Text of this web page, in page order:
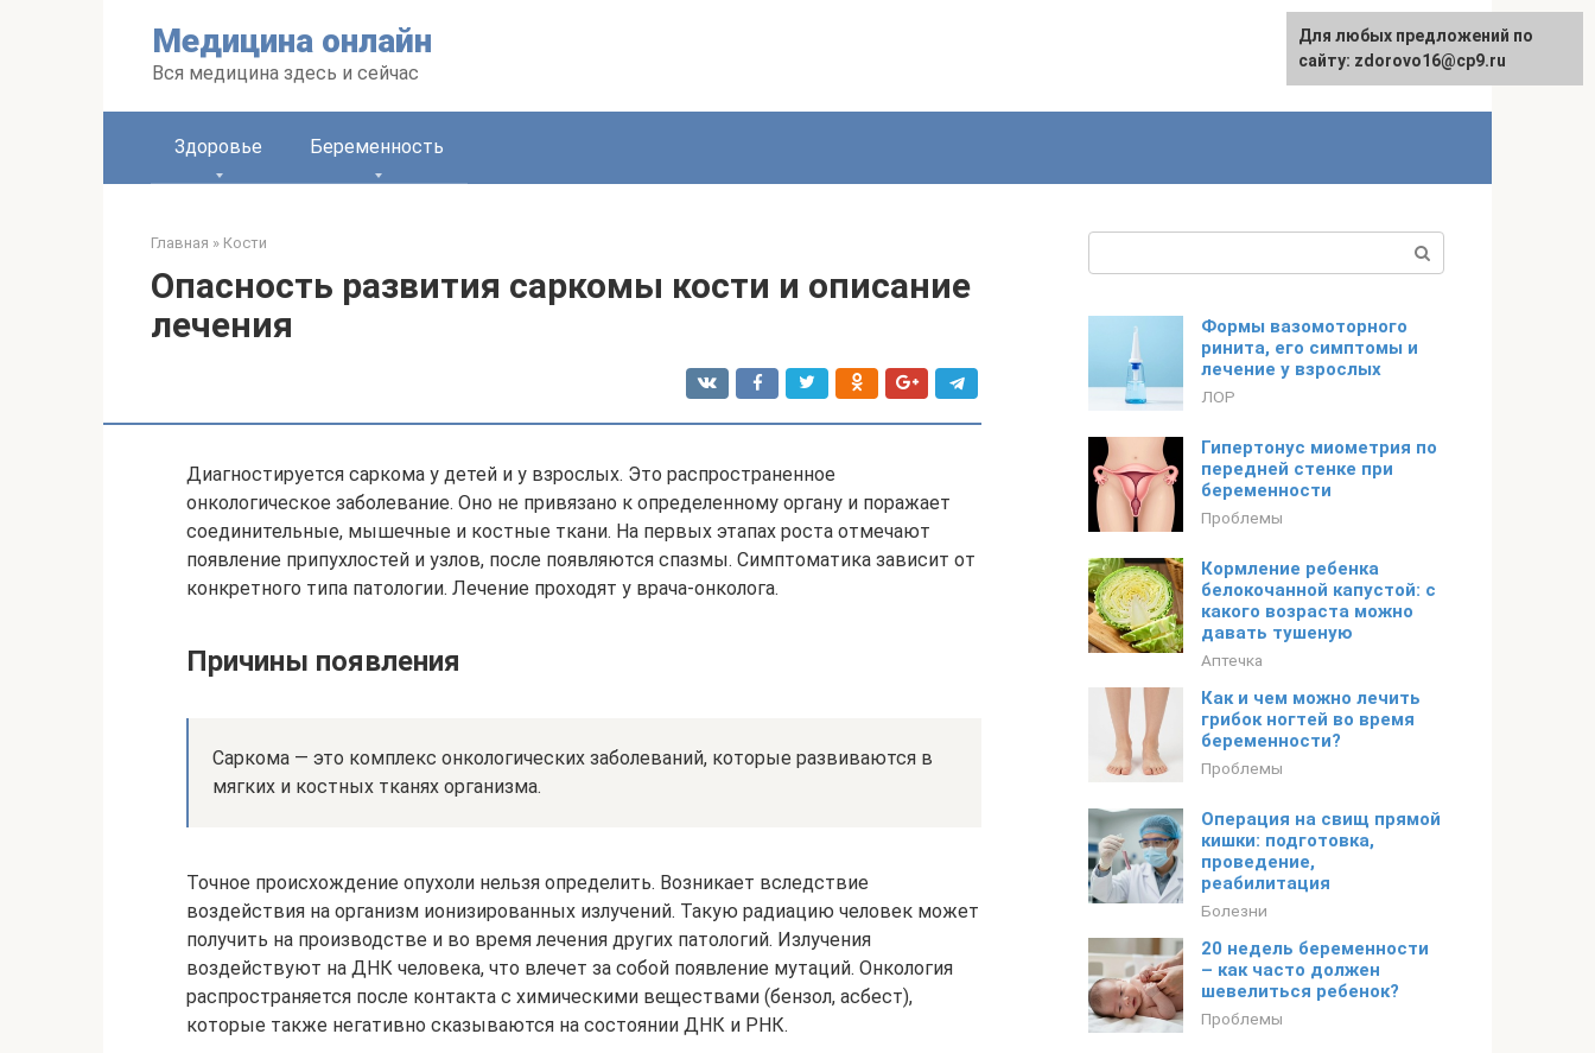
Медицина онлайн
Вся медицина здесь и сейчас
English
Здоровье Беременность
Главная » Кости
Опасность развития саркомы кости и описание
лечения
Диагностируется саркома у детей и у взрослых. Это распространенное
онкологическое заболевание. Оно не привязано к определенному органу и поражает
соединительные, мышечные и костные ткани. На первых этапах роста отмечают
появление припухлостей и узлов, после появляются спазмы. Симптоматика зависит от
конкретного типа патологии. Лечение проходят у врача-онколога.
Причины появления
Саркома — это комплекс онкологических заболеваний, которые развиваются в
мягких и костных тканях организма.
Точное происхождение опухоли нельзя определить. Возникает вследствие
воздействия на организм ионизированных излучений. Такую радиацию человек может
получить на производстве и во время лечения других патологий. Излучения
воздействуют на ДНК человека, что влечет за собой появление мутаций. Онкология
распространяется после контакта с химическими веществами (бензол, асбест),
которые также негативно сказываются на состоянии ДНК и РНК.
Формы вазомоторного
ринита, его симптомы и
лечение у взрослых
ЛОР
Гипертонус миометрия по
передней стенке при
беременности
Проблемы
Кормление ребенка
белокочанной капустой: с
какого возраста можно
давать тушеную
Аптечка
Как и чем можно лечить
грибок ногтей во время
беременности?
Проблемы
Операция на свищ прямой
кишки: подготовка,
проведение,
реабилитация
Болезни
20 недель беременности
– как часто должен
шевелиться ребенок?
Проблемы
Для любых предложений по
сайту: zdorovo16@cp9.ru